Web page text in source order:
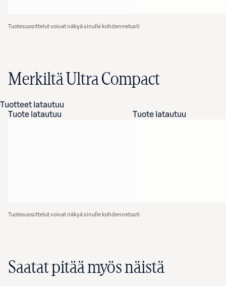
Tuotesuosittelut voivat näkyä sinulle kohdennetusti
Merkiltä Ultra Compact
Tuotteet latautuu
Tuote latautuu
Tuote latautuu
Tuotesuosittelut voivat näkyä sinulle kohdennetusti
Saatat pitää myös näistä